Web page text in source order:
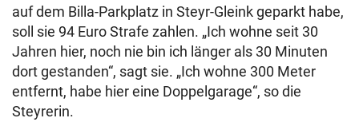
auf dem Billa-Parkplatz in Steyr-Gleink geparkt habe,
soll sie 94 Euro Strafe zahlen. „Ich wohne seit 30
Jahren hier, noch nie bin ich länger als 30 Minuten
dort gestanden“, sagt sie. „Ich wohne 300 Meter
entfernt, habe hier eine Doppelgarage“, so die
Steyrerin.